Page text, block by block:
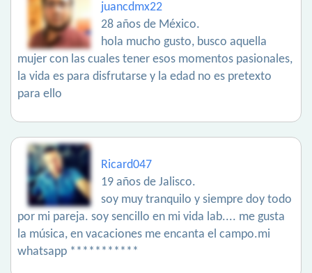
juancdmx22
28 años de México.
hola mucho gusto, busco aquella
mujer con las cuales tener esos momentos pasionales,
la vida es para disfrutarse y la edad no es pretexto
para ello
Ricard047
19 años de Jalisco.
soy muy tranquilo y siempre doy todo
por mi pareja. soy sencillo en mi vida lab.... me gusta
la música, en vacaciones me encanta el campo.mi
whatsapp ***********